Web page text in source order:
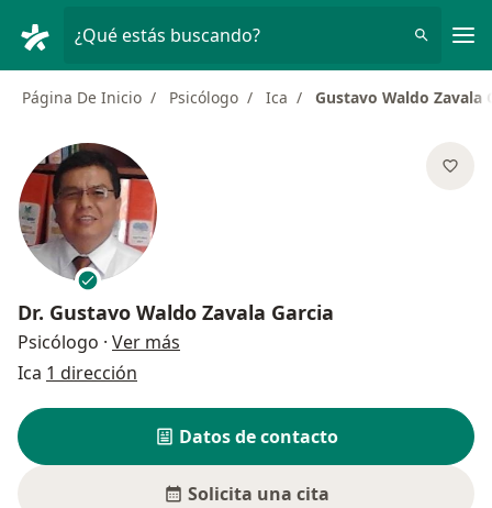
¿Qué estás buscando?
Página De Inicio Psicólogo Ica Gustavo Waldo Zavala
Dr. Gustavo Waldo Zavala Garcia
Psicólogo · Ver más
Ica 1 dirección
Datos de contacto
Solicita una cita